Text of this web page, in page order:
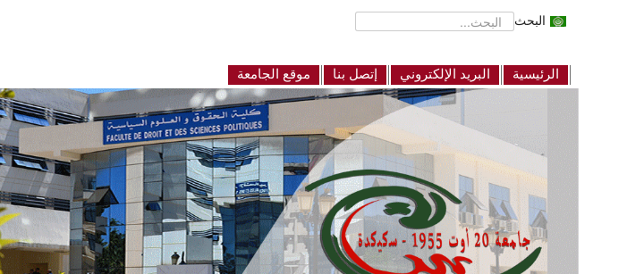
البحث
الرئيسية البريد الإلكتروني إتصل بنا موقع الجامعة